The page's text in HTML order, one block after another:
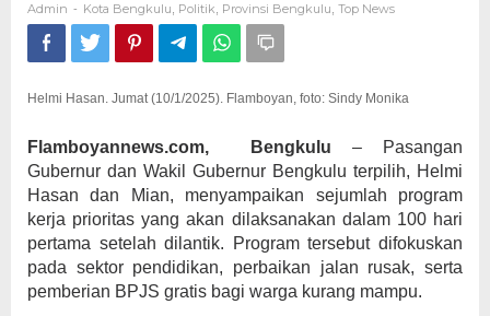
Admin - Kota Bengkulu Politik Provinsi Bengkulu Top News
Helmi Hasan. Jumat (10/1/2025). Flamboyan, foto: Sindy Monika
Flamboyannews.com, Bengkulu – Pasangan
Gubernur dan Wakil Gubernur Bengkulu terpilih, Helmi
Hasan dan Mian, menyampaikan sejumlah program
kerja prioritas yang akan dilaksanakan dalam 100 hari
pertama setelah dilantik. Program tersebut difokuskan
pada sektor pendidikan, perbaikan jalan rusak, serta
pemberian BPJS gratis bagi warga kurang mampu.